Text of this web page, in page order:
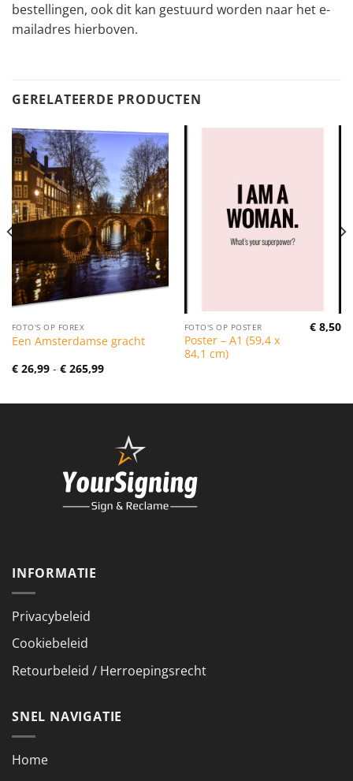
bestellingen, ook dit kan gestuurd worden naar het e-
mailadres hierboven.
GERELATEERDE PRODUCTEN
FOTO'S OP FOREX
Een Amsterdamse gracht
€26,99 - €265,99Prijsklasse:
FOTO'S OP POSTER
Poster – A1 (59,4 x
84,1 cm)
€ 8,50
INFORMATIE
Privacybeleid
Cookiebeleid
Retourbeleid / Herroepingsrecht
SNEL NAVIGATIE
Home